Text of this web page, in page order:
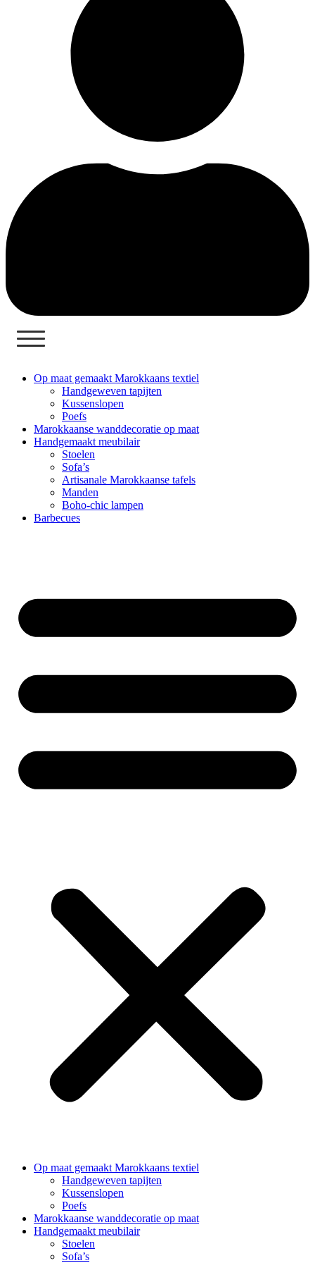
Op maat gemaakt Marokkaans textiel
Handgeweven tapijten
Kussenslopen
Poefs
Marokkaanse wanddecoratie op maat
Handgemaakt meubilair
Stoelen
Sofa’s
Artisanale Marokkaanse tafels
Manden
Boho-chic lampen
Barbecues
Op maat gemaakt Marokkaans textiel
Handgeweven tapijten
Kussenslopen
Poefs
Marokkaanse wanddecoratie op maat
Handgemaakt meubilair
Stoelen
Sofa’s